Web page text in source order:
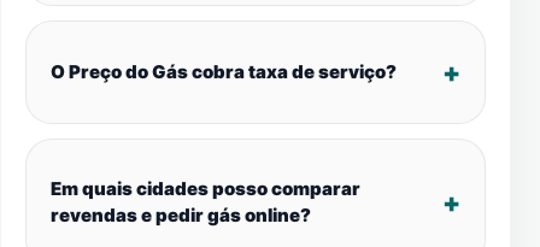
O Preço do Gás cobra taxa de serviço?
Em quais cidades posso comparar
revendas e pedir gás online?